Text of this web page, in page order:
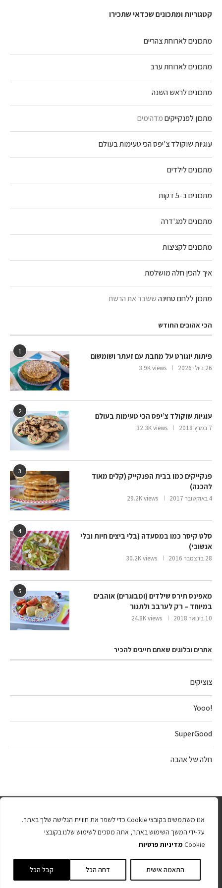
אנו משתמשים בקובצי Cookie כדי לשפר את חוויית הגלישה שלך באתר.
על-ידי המשך השימוש באתר, אתה מסכים לשימוש שלנו בקובצי
Cookie מדיניות פרטיות
התאמה אישית דחה הכל קבל הכל
קטגוריות ומתכונים שכדאי שתכירו
מתכונים לארוחת צהריים
מתכונים לארוחת ערב
מתכונים לראש השנה
מתכון לפנקייקיםמדהימים
עוגיות שוקולד צ'יפס הכי טעימות בעולם
מתכונים לילדים
מתכונים ב-5 דקות
מתכונים למג'דרה
מתכונים לקציצות
איך להכין חלה מושלמת
מתכון ללחם טחינהששבר את הרשת
הכי אהובים החודש
1
פיתות יוגורט על מחבת עם זעתר ושומשום
26 ביולי 2026 3.9K views
2
עוגיות שוקולד צ’יפס הכי טעימות בעולם
7 במרץ 2018 32.3K views
3
פנקייקים כמו בבית הפנקייק (קלים מאוד
להכנה)
4 באוקטובר 2017 29.2K views
4
סלט קיסר כמו במסעדה (בלי ביצים חיות ובלי
אנשובי)
28 בדצמבר 2016 30.2K views
5
מאפינס תירס שילדים (ומבוגרים) אוהבים
במיוחד – רק לערבב ולתנור
10 בינואר 2018 24.8K views
אתרים ובלוגים שאתם חייבים להכיר
צוציקים
!Yooo
SuperGood
חלה של אהבה
חזרה למעלה